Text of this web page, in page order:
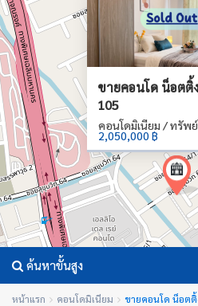
ขายคอนโด น็อตติ้
105
คอนโดมิเนียม / ทรัพ
2,050,000 ฿
ค้นหาขั้นสูง
หน้าแรก คอนโดมิเนียม ขายคอนโด น็อต